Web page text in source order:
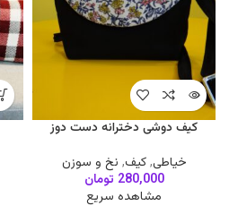
کیف دوشی دخترانه دست دوز
خیاطی,کیف, نخ و سوزن
280,000 تومان
مشاهده سریع